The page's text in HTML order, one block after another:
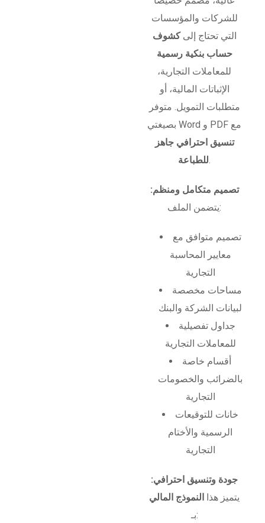
للشركات والمؤسسات
التي تحتاج إلىكشوف
حساب بنكية رسمية
للمعاملات التجارية،
الإثباتات المالية، أو
متطلبات التمويل. متوفر
بصيغتي Word و PDF مع
تنسيق احترافي جاهز
للطباعة.
تصميم متكامل ومنظم:
يتضمن الملف:
تصميم متوافق مع
معايير المحاسبة
التجارية
مساحات مخصصة
لبيانات الشركة والبنك
جداول تفصيلية
للمعاملات التجارية
أقسام خاصة
بالضرائب والخصومات
التجارية
خانات للتوقيعات
الرسمية والأختام
التجارية
جودة وتنسيق احترافي:
يتميز هذا
النموذج المالي
بـ: